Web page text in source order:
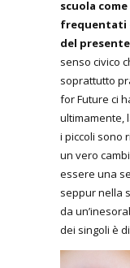
scuola
frequentati
del presente
senso civico
soprattutto
for Future ci
ultimamente,
i piccoli sono
un vero
essere una
seppur nella
da
dei singoli è